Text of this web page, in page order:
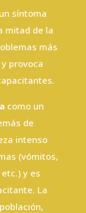
síntoma
mitad de la
más
provoca
como un
de
intenso
(vómitos,
y es
La